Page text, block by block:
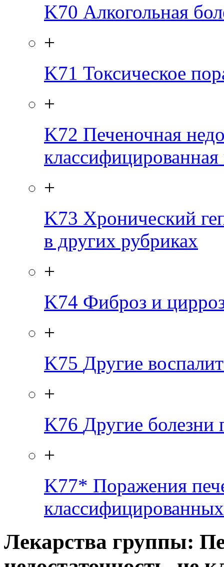
K70 Алкогольная
+
K71 Токсическое
+
K72 Печеночная
+
K73 Хронический
в других рубриках
+
K74 Фиброз и
+
K75 Другие
+
K76 Другие болезни
+
K77* Поражения
Лекарства группы: